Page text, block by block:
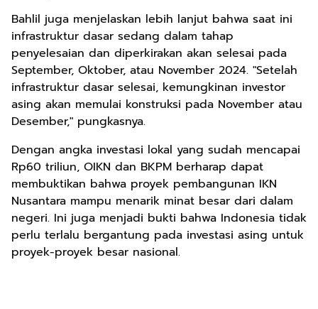
Bahlil juga menjelaskan lebih lanjut bahwa saat ini
infrastruktur dasar sedang dalam tahap
penyelesaian dan diperkirakan akan selesai pada
September, Oktober, atau November 2024. "Setelah
infrastruktur dasar selesai, kemungkinan investor
asing akan memulai konstruksi pada November atau
Desember," pungkasnya.
Dengan angka investasi lokal yang sudah mencapai
Rp60 triliun, OIKN dan BKPM berharap dapat
membuktikan bahwa proyek pembangunan IKN
Nusantara mampu menarik minat besar dari dalam
negeri. Ini juga menjadi bukti bahwa Indonesia tidak
perlu terlalu bergantung pada investasi asing untuk
proyek-proyek besar nasional.